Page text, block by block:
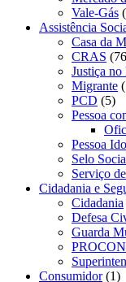
Vale-Gás
Assistência
Casa da
CRAS
Justiça
Migrante
PCD (5)
Pessoa
Pessoa
Selo
Serviço
Cidadania e
Cidadania
Defesa
Guarda
PROCON
Consumidor(1)